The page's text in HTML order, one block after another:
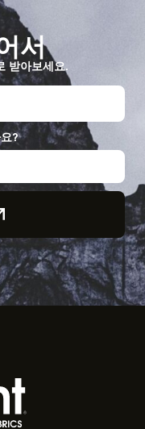
서
받아보세요.
?